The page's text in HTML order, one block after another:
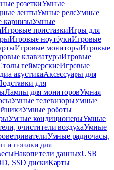
розеткиУмные
лентыУмные релеУмные
карнизыУмные
Игровые приставкиИгры для
Игровые ноутбукиИгровые
Игровые мониторыИгровые
клавиатурыИгровые
геймерскиеИгровые
акустикаАксессуары для
для
Лампы для мониторовУмная
Умные телевизорыУмные
Умные роботы
Умные кондиционерыУмные
очистители воздухаУмные
Умные радиочасы,
и поилки для
Накопители данныхUSB
SSD дискиКарты